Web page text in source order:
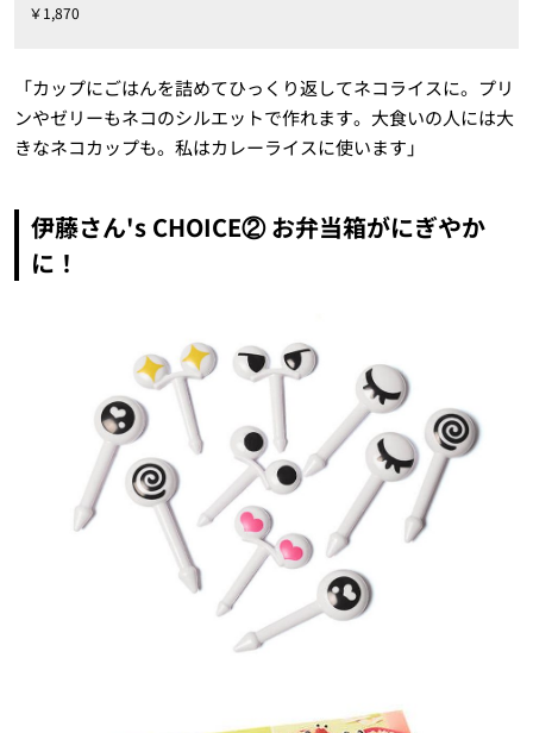
￥1,870
「カップにごはんを詰めてひっくり返してネコライスに。プリ
ンやゼリーもネコのシルエットで作れます。大食いの人には大
きなネコカップも。私はカレーライスに使います」
伊藤さん's CHOICE② お弁当箱がにぎやか
に！